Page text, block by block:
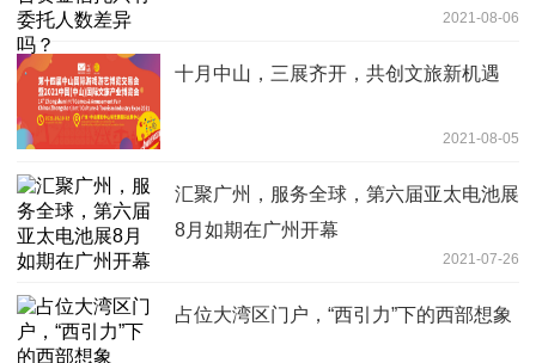
2021-08-06
十月中山，三展齐开，共创文旅新机遇
2021-08-05
汇聚广州，服务全球，第六届亚太电池展
8月如期在广州开幕
2021-07-26
占位大湾区门户，“西引力”下的西部想象